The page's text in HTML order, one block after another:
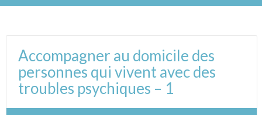
Accompagner au domicile des
personnes qui vivent avec des
troubles psychiques – 1